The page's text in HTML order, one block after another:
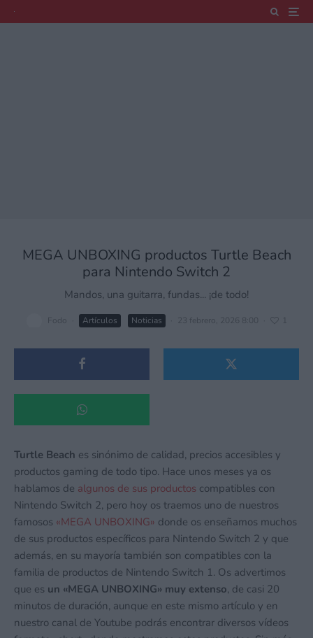
MEGA UNBOXING productos Turtle Beach
para Nintendo Switch 2
Mandos, una guitarra, fundas... ¡de todo!
Fodo Artículos Noticias 23 febrero, 2026 8:00 1
Turtle Beach es sinónimo de calidad, precios accesibles y
productos gaming de todo tipo. Hace unos meses ya os
hablamos de algunos de sus productos compatibles con
Nintendo Switch 2, pero hoy os traemos uno de nuestros
famosos «MEGA UNBOXING» donde os enseñamos muchos
de sus productos específicos para Nintendo Switch 2 y que
además, en su mayoría también son compatibles con la
familia de productos de Nintendo Switch 1. Os advertimos
que es un «MEGA UNBOXING» muy extenso, de casi 20
minutos de duración, aunque en este mismo artículo y en
nuestro canal de Youtube podrás encontrar diversos vídeos